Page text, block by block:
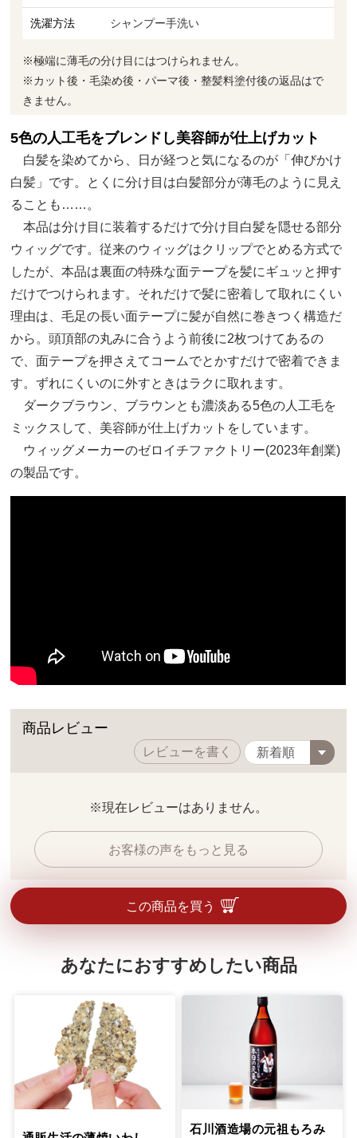
洗濯方法 シャンプー手洗い
※極端に薄毛の分け目にはつけられません。
※カット後・毛染め後・パーマ後・整髪料塗付後の返品はで
きません。
5色の人工毛をブレンドし美容師が仕上げカット
白髪を染めてから、日が経つと気になるのが「伸びかけ
白髪」です。とくに分け目は白髪部分が薄毛のように見え
ることも……。
本品は分け目に装着するだけで分け目白髪を隠せる部分
ウィッグです。従来のウィッグはクリップでとめる方式で
したが、本品は裏面の特殊な面テープを髪にギュッと押す
だけでつけられます。それだけで髪に密着して取れにくい
理由は、毛足の長い面テープに髪が自然に巻きつく構造だ
から。頭頂部の丸みに合うよう前後に2枚つけてあるの
で、面テープを押さえてコームでとかすだけで密着できま
す。ずれにくいのに外すときはラクに取れます。
ダークブラウン、ブラウンとも濃淡ある5色の人工毛を
ミックスして、美容師が仕上げカットをしています。
ウィッグメーカーのゼロイチファクトリー(2023年創業)
の製品です。
商品レビュー
レビューを書く
※現在レビューはありません。
お客様の声をもっと見る
この商品を買う
あなたにおすすめしたい商品
石川酒造場の元祖もろみ